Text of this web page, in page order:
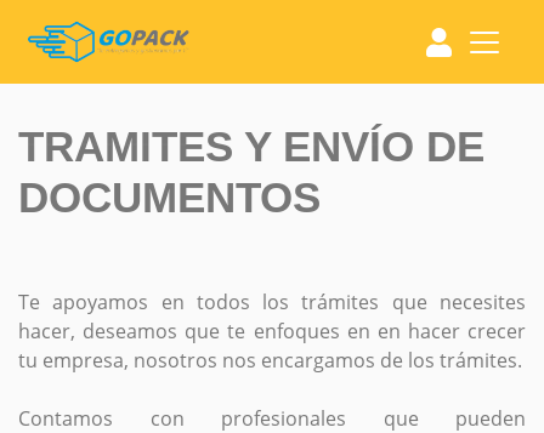
TRAMITES Y ENVÍO DE
DOCUMENTOS
Te apoyamos en todos los trámites que necesites
hacer, deseamos que te enfoques en en hacer crecer
tu empresa, nosotros nos encargamos de los trámites.
Contamos con profesionales que pueden